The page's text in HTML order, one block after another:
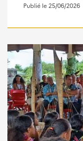
Publié le 25/06/2026